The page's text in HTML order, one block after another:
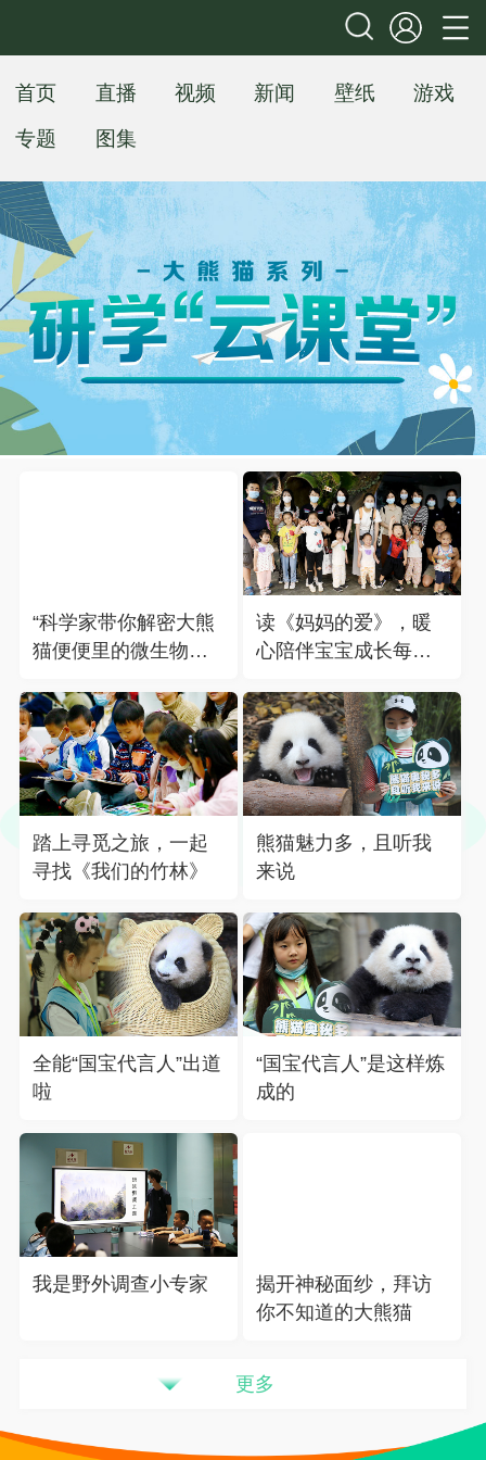
首页 直播 视频 新闻 壁纸 游戏
专题 图集
“科学家带你解密大熊
猫便便里的微生物世
读《妈妈的爱》，暖
心陪伴宝宝成长每一
踏上寻觅之旅，一起
寻找《我们的竹林》
熊猫魅力多，且听我
来说
全能“国宝代言人”出道
啦
“国宝代言人”是这样炼
成的
我是野外调查小专家
揭开神秘面纱，拜访
你不知道的大熊猫
更多